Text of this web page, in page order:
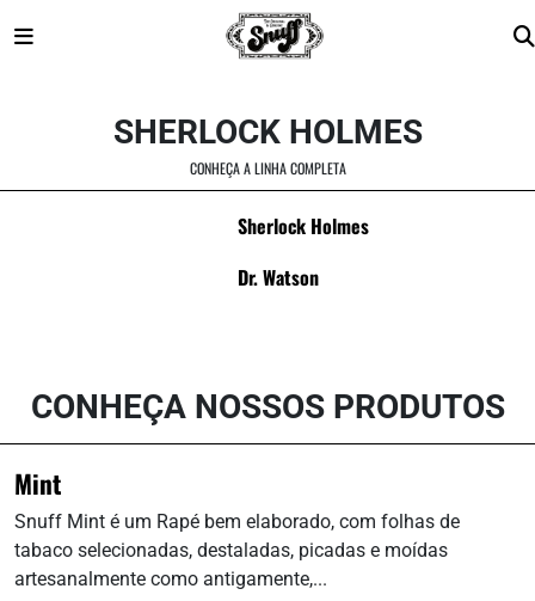
SHERLOCK HOLMES
CONHEÇA A LINHA COMPLETA
Sherlock Holmes
Dr. Watson
CONHEÇA NOSSOS PRODUTOS
Mint
Snuff Mint é um Rapé bem elaborado, com folhas de
tabaco selecionadas, destaladas, picadas e moídas
artesanalmente como antigamente,...